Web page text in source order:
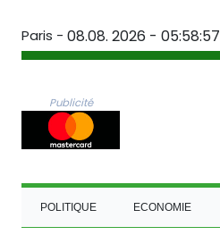
Paris - 08.08. 2026 - 05:58:58
Publicité
POLITIQUE ECONOMIE